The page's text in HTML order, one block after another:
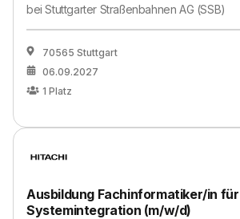
beiStuttgarter Straßenbahnen AG (SSB)
70565 Stuttgart
06.09.2027
1 Platz
Ausbildung Fachinformatiker/in für
Systemintegration (m/w/d)